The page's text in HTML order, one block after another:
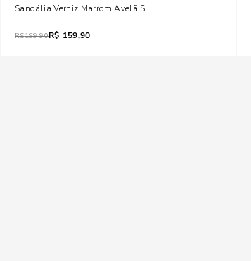
Sandália Verniz Marrom Avelã Salto Baixo Fino
R$199,90R$ 159,90